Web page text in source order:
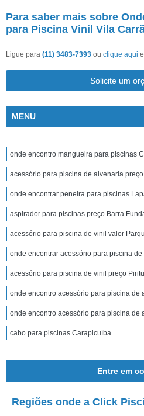
Para saber mais sobre
para Piscina Vinil Vila
Ligue para (11) 3483-7393 ou clique aqui
Solicite um
MENU
onde encontro mangueira para piscinas
acessório para piscina de alvenaria
onde encontrar peneira para piscinas
aspirador para piscinas preço Barra
acessório para piscina de vinil valor
onde encontrar acessório para piscina de
acessório para piscina de vinil preço
onde encontro acessório para piscina de
onde encontro acessório para piscina de
cabo para piscinas Carapicuíba
Entre em
Regiões onde a Click